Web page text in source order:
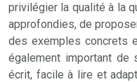
privilégier la qualité à la
approfondies, de
des exemples concrets
également important de
écrit, facile à lire et